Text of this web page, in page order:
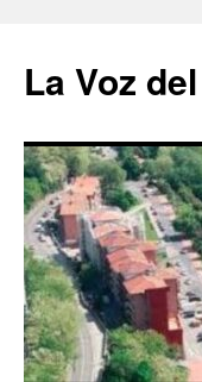
contenido
La Voz